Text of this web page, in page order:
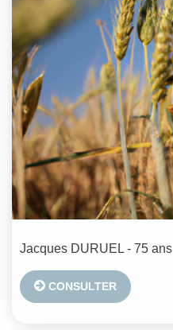
Jacques DURUEL - 75 ans
CONSULTER